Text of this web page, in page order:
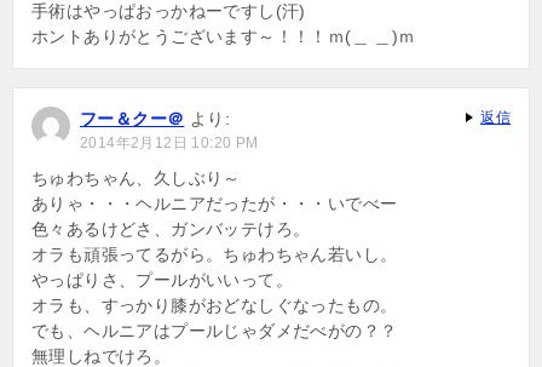
手術はやっぱおっかねーですし(汗)
ホントありがとうございます～！！！ｍ(＿ ＿)ｍ
フー＆クー＠ より:
2014年2月12日 10:20 PM
ちゅわちゃん、久しぶり～
ありゃ・・・ヘルニアだったが・・・いでべー
色々あるけどさ、ガンバッテけろ。
オラも頑張ってるがら。ちゅわちゃん若いし。
やっぱりさ、プールがいいって。
オラも、すっかり膝がおどなしぐなったもの。
でも、ヘルニアはプールじゃダメだべがの？？
無理しねでけろ。
返信